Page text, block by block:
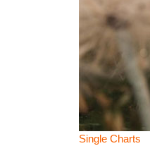
Single Charts